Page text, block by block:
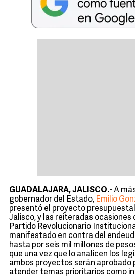
GUADALAJARA, JALISCO.- A
gobernador del Estado, Emilio
presentó el proyecto
Jalisco, y las reiteradas ocasiones
Partido Revolucionario
manifestado en contra del
hasta por seis mil millones de
que una vez que lo analicen los
ambos proyectos serán aprobado
atender temas prioritarios como